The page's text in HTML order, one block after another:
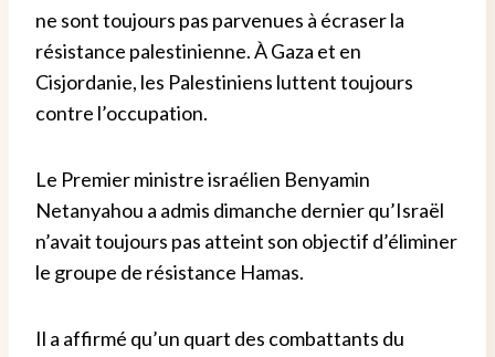
ne sont toujours pas parvenues à écraser la
résistance palestinienne. À Gaza et en
Cisjordanie, les Palestiniens luttent toujours
contre l’occupation.
Le Premier ministre israélien Benyamin
Netanyahou a admis dimanche dernier qu’Israël
n’avait toujours pas atteint son objectif d’éliminer
le groupe de résistance Hamas.
Il a affirmé qu’un quart des combattants du